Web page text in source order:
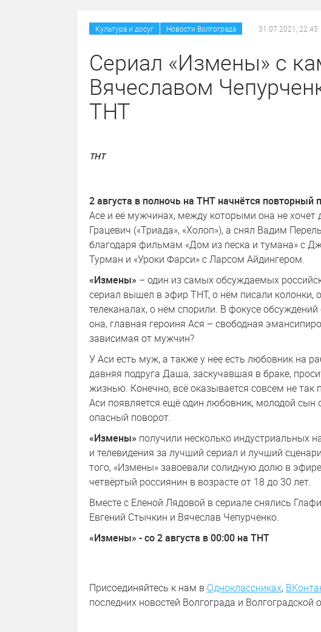
Культура и досуг Новости Волгограда 31.07.2021, 22:45
Сериал «Измены» с
Вячеславом
ТНТ
ТНТ
2 августа в полночь на ТНТ начнётся повторный
Асе и её мужчинах, между которыми она не
Грацевич («Триада», «Холоп»), а снял Вадим
благодаря фильмам «Дом из песка и тумана» с
Турман и «Уроки Фарси» с Ларсом Айдингером.
«Измены» – один из самых обсуждаемых
сериал вышел в эфир ТНТ, о нём писали колонки,
телеканалах, о нём спорили. В фокусе
она, главная героиня Ася – свободная
зависимая от мужчин?
У Аси есть муж, а также у нее есть любовник на
давняя подруга Даша, заскучавшая в браке,
жизнью. Конечно, всё оказывается совсем не так
Аси появляется ещё один любовник, молодой сын
опасный поворот.
«Измены» получили несколько индустриальных
и телевидения за лучший сериал и лучший
того, «Измены» завоевали солидную долю в
четвёртый россиянин в возрасте от 18 до 30 лет.
Вместе с Еленой Лядовой в сериале снялись
Евгений Стычкин и Вячеслав Чепурченко.
«Измены» - со 2 августа в 00:00 на ТНТ
Присоединяйтесь к нам в Одноклассниках,
последних новостей Волгограда и Волгоградской